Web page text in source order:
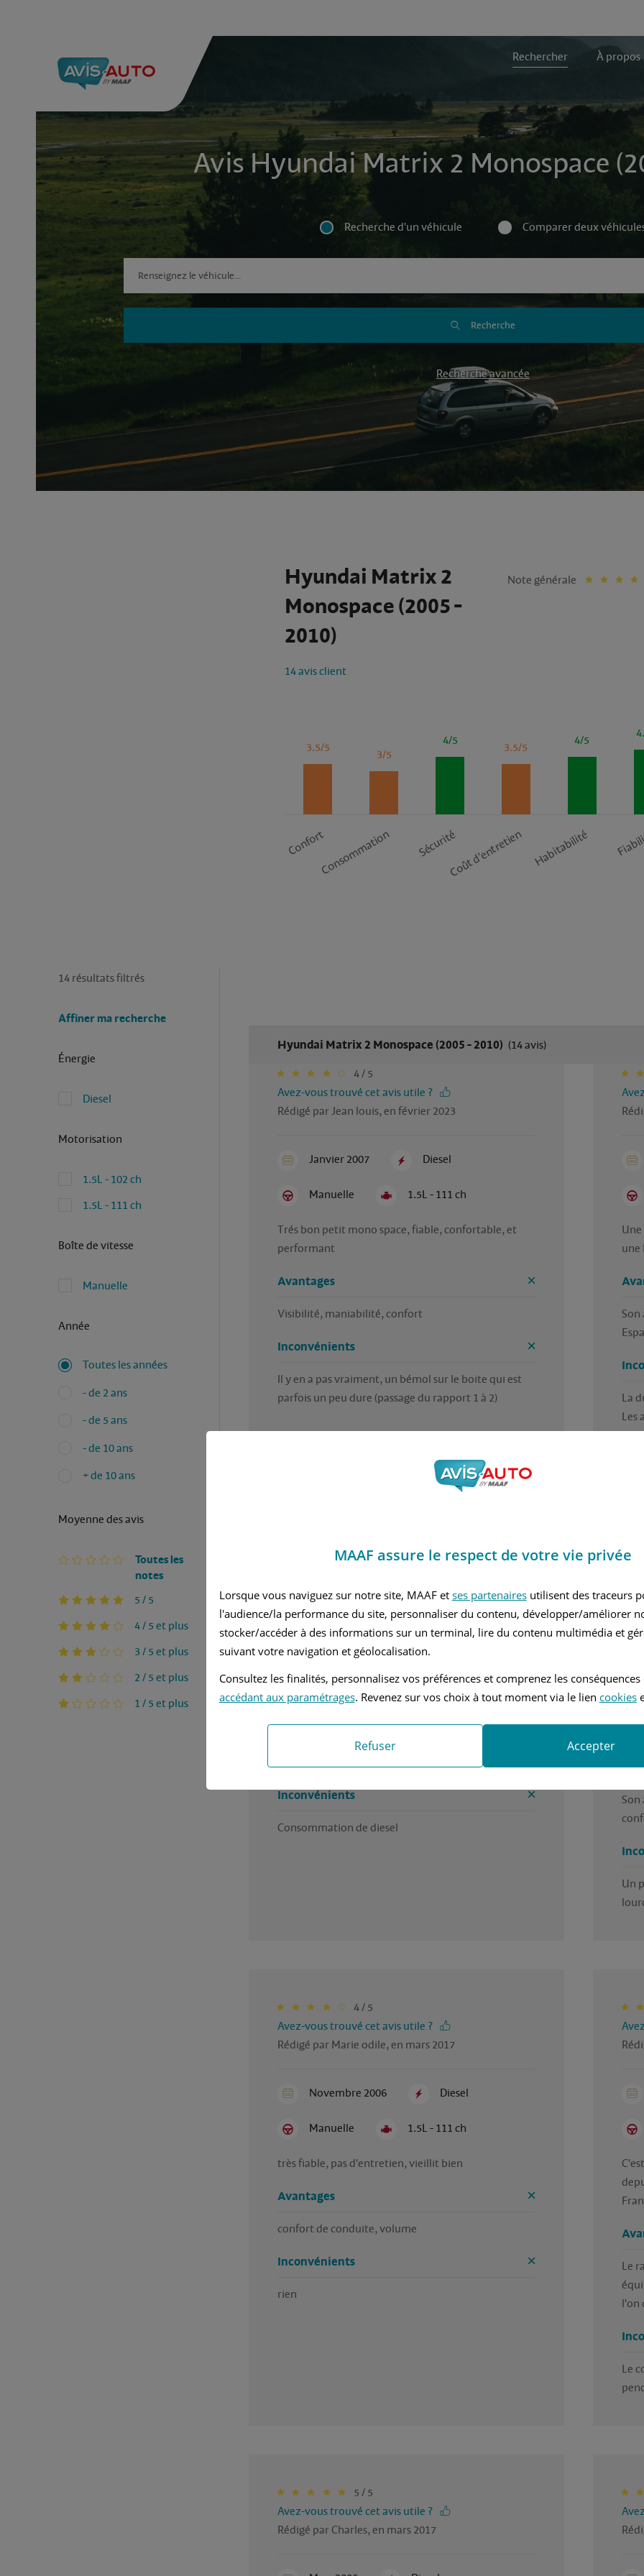
Rechercher À propos
Avis Hyundai Matrix 2 Monospace
Recherche d'un véhicule Comparer deux
Recherche
Recherche avancée
Hyundai Matrix 2
Monospace (2005 -
2010)
14 avis client
Note générale
3.5/5
Confort
3/5
Consommation
4/5
Sécurité
3.5/5
Coût d’entretien
4/5
Habitabilité
14 résultats filtrés
Affiner ma recherche
Énergie
Diesel
Motorisation
1.5L - 102 ch
1.5L - 111 ch
Boîte de vitesse
Manuelle
Année
Toutes les années
- de 2 ans
- de 5 ans
- de 10 ans
+ de 10 ans
Moyenne des avis
Toutes les
notes
5 / 5
4 / 5 et plus
3 / 5 et plus
2 / 5 et plus
1 / 5 et plus
Hyundai Matrix 2 Monospace (2005 - 2010) (14 avis)
4 / 5
Avez-vous trouvé cet avis utile ?
Rédigé par Jean louis, en février 2023
Janvier 2007 Diesel
Manuelle 1.5L - 111 ch
Trés bon petit mono space, fiable, confortable, et
performant
Avantages
Visibilité, maniabilité, confort
Inconvénients
Il y en a pas vraiment, un bémol sur le boite qui est
parfois un peu dure (passage du rapport 1 à 2)
une
Son
La
Les
Avez-vous trouvé cet avis utile ?
Janvier 2005 Diesel
Manuelle
Tres bonne experience
Avantages
Inconvénients
Consommation de diesel
Son
Un
4 / 5
Avez-vous trouvé cet avis utile ?
Rédigé par Marie odile, en mars 2017
Novembre 2006 Diesel
Manuelle 1.5L - 111 ch
très fiable, pas d'entretien, vieillit bien
Avantages
confort de conduite, volume
Inconvénients
rien
Le
l'on
Le
5 / 5
Avez-vous trouvé cet avis utile ?
Rédigé par Charles, en mars 2017
MAAF assure le respect de votre vie privée
Lorsque vous naviguez sur notre site, MAAF et ses partenairesutilisent des traceurs
l'audience/la performance du site, personnaliser du contenu, développer/améliorer
stocker/accéder à des informations sur un terminal, lire du contenu multimédia et
suivant votre navigation et géolocalisation.
Consultez les finalités, personnalisez vos préférences et comprenez les
accédant aux paramétrages. Revenez sur vos choix à tout moment via le lien cookies
Refuser Accepter